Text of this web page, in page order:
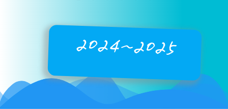
2024~2025